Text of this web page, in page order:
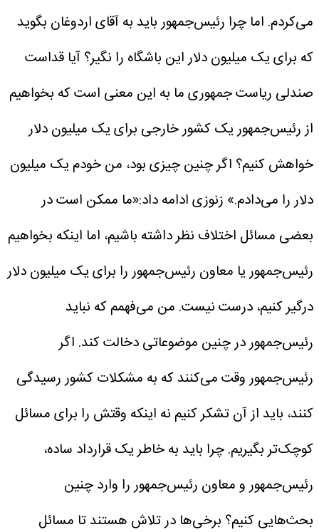
می‌کردم. اما چرا رئیس‌جمهور باید به آقای اردوغان بگوید
که برای یک میلیون دلار این باشگاه را نگیر؟ آیا قداست
صندلی ریاست جمهوری ما به این معنی است که بخواهیم
از رئیس‌جمهور یک کشور خارجی برای یک میلیون دلار
خواهش کنیم؟ اگر چنین چیزی بود، من خودم یک میلیون
دلار را می‌دادم.» زنوزی ادامه داد:«ما ممکن است در
بعضی مسائل اختلاف نظر داشته باشیم، اما اینکه بخواهیم
رئیس‌جمهور یا معاون رئیس‌جمهور را برای یک میلیون دلار
درگیر کنیم، درست نیست. من می‌فهمم که نباید
رئیس‌جمهور در چنین موضوعاتی دخالت کند. اگر
رئیس‌جمهور وقت می‌کنند که به مشکلات کشور رسیدگی
کنند، باید از آن تشکر کنیم نه اینکه وقتش را برای مسائل
کوچک‌تر بگیریم. چرا باید به خاطر یک قرارداد ساده،
رئیس‌جمهور و معاون رئیس‌جمهور را وارد چنین
بحث‌هایی کنیم؟ برخی‌ها در تلاش هستند تا مسائل